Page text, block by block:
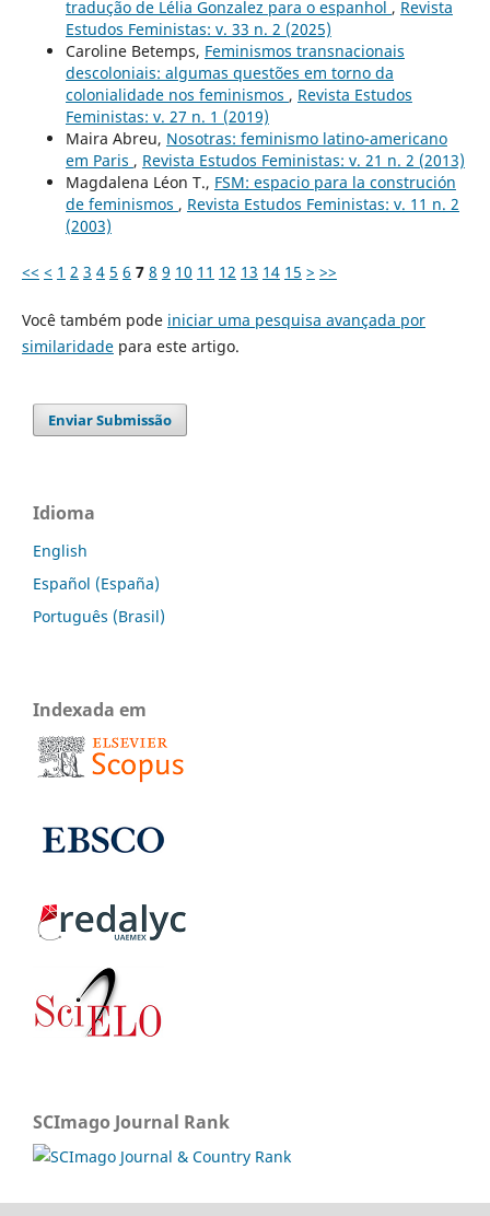
tradução de Lélia Gonzalez para o espanhol , Revista
Estudos Feministas: v. 33 n. 2 (2025)
Caroline Betemps, Feminismos transnacionais
descoloniais: algumas questões em torno da
colonialidade nos feminismos , Revista Estudos
Feministas: v. 27 n. 1 (2019)
Maira Abreu, Nosotras: feminismo latino-americano
em Paris , Revista Estudos Feministas: v. 21 n. 2 (2013)
Magdalena Léon T., FSM: espacio para la construción
de feminismos , Revista Estudos Feministas: v. 11 n. 2
(2003)
<< < 1 2 3 4 5 6 7 8 9 10 11 12 13 14 15 > >>
Você também pode iniciar uma pesquisa avançada por
similaridadepara este artigo.
Enviar Submissão
Idioma
English
Español (España)
Português (Brasil)
Indexada em
SCImago Journal Rank